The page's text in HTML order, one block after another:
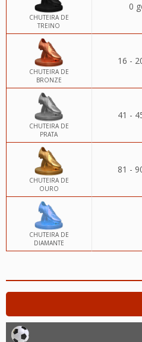
CHUTEIRA DE
TREINO
0
CHUTEIRA DE
BRONZE
16 -
CHUTEIRA DE
PRATA
41 -
CHUTEIRA DE
OURO
81 -
CHUTEIRA DE
DIAMANTE